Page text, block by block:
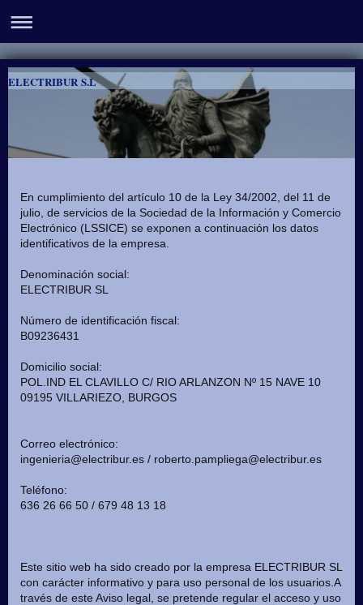
ELECTRIBUR S.L
En cumplimiento del artículo 10 de la Ley 34/2002, del 11 de
julio, de servicios de la Sociedad de la Información y Comercio
Electrónico (LSSICE) se exponen a continuación los datos
identificativos de la empresa.
Denominación social:
ELECTRIBUR SL
Número de identificación fiscal:
B09236431
Domicilio social:
POL.IND EL CLAVILLO C/ RIO ARLANZON Nº 15 NAVE 10
09195 VILLARIEZO, BURGOS
Correo electrónico:
ingenieria@electribur.es / roberto.pampliega@electribur.es
Teléfono:
636 26 66 50 / 679 48 13 18
Este sitio web ha sido creado por la empresa ELECTRIBUR SL
con carácter informativo y para uso personal de los usuarios.A
través de este Aviso legal, se pretende regular el acceso y uso